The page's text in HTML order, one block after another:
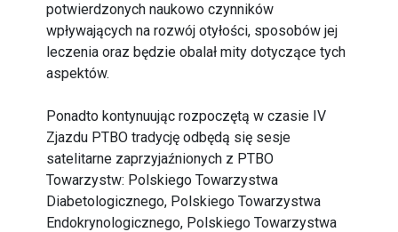
potwierdzonych naukowo czynników
wpływających na rozwój otyłości, sposobów jej
leczenia oraz będzie obalał mity dotyczące tych
aspektów.
Ponadto kontynuując rozpoczętą w czasie IV
Zjazdu PTBO tradycję odbędą się sesje
satelitarne zaprzyjaźnionych z PTBO
Towarzystw: Polskiego Towarzystwa
Diabetologicznego, Polskiego Towarzystwa
Endokrynologicznego, Polskiego Towarzystwa